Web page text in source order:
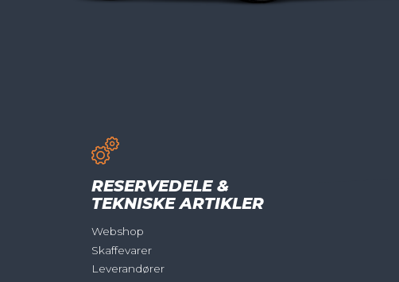
RESERVEDELE &
TEKNISKE ARTIKLER
Webshop
Skaffevarer
Leverandører